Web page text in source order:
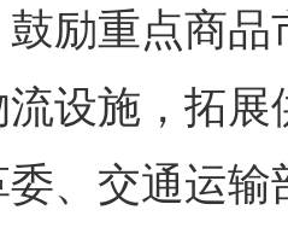
励重点商品
设施，拓
、交通运